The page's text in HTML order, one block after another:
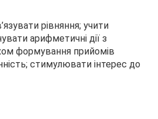
рівняння; учити
арифметичні дії з
формування прийомів
стимулювати інтерес до